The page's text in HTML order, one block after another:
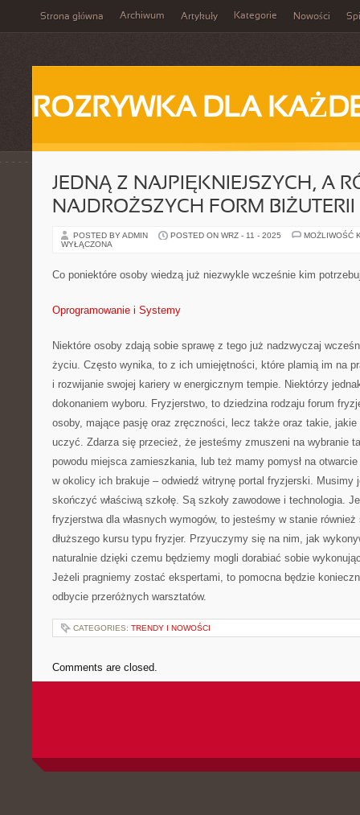
Strona główna Archiwum Artykuły Kategorie Nowości
ROZRYWKA DLA
JEDNĄ Z NAJPIĘKNIEJSZYCH, A
NAJDROŻSZYCH FORM BIŻUTERII
POSTED BY ADMIN POSTED ON WRZ - 11 - 2025
MOŻLIWOŚĆ
WYŁĄCZONA
Co poniektóre osoby wiedzą już niezwykle wcześnie kim
Oprogramowanie i Systemy
Niektóre osoby zdają sobie sprawę z tego już nadzwyczaj
życiu. Często wynika, to z ich umiejętności, które plamią im na
i rozwijanie swojej kariery w energicznym tempie. Niektórzy
dokonaniem wyboru. Fryzjerstwo, to dziedzina rodzaju forum
osoby, mające pasję oraz zręczności, lecz także oraz takie,
uczyć. Zdarza się przecież, że jesteśmy zmuszeni na wybranie
powodu miejsca zamieszkania, lub też mamy pomysł na otwarcie
w okolicy ich brakuje – odwiedź witrynę portal fryzjerski. Musimy
skończyć właściwą szkołę. Są szkoły zawodowe i technologia.
fryzjerstwa dla własnych wymogów, to jesteśmy w stanie
dłuższego kursu typu fryzjer. Przyuczymy się na nim, jak
naturalnie dzięki czemu będziemy mogli dorabiać sobie
Jeżeli pragniemy zostać ekspertami, to pomocna będzie
odbycie przeróżnych warsztatów.
CATEGORIES: TRENDY I NOWOŚCI
Comments are closed.